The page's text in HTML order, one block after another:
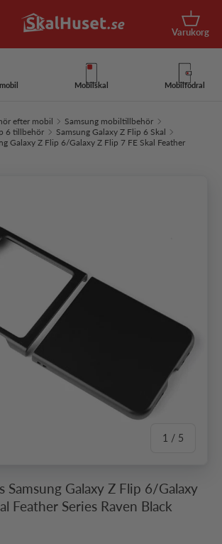
Korg
Varukorg
Mobilskal Mobilfodral
efter mobil
Samsung mobiltillbehör
6 tillbehör
Samsung Galaxy Z Flip 6 Skal
Galaxy Z Flip 6/Galaxy Z Flip 7 FE Skal Feather
1 / av
5
Samsung Galaxy Z Flip 6/Galaxy
Feather Series Raven Black